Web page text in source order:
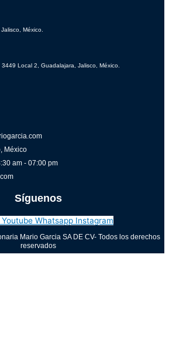
México.
Local 2, Guadalajara, Jalisco, México.
México
am - 07:00 pm
Síguenos
Youtube Whatsapp Instagram
Mario Garcia SA DE CV- Todos los derechos
reservados